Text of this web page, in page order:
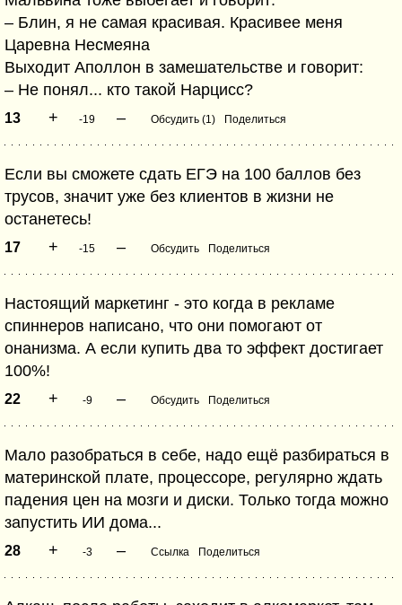
– Блин, я не самая красивая. Красивее меня
Царевна Несмеяна
Выходит Аполлон в замешательстве и говорит:
– Не понял... кто такой Нарцисс?
13 + -19 – Обсудить (1) Поделиться
Если вы сможете сдать ЕГЭ на 100 баллов без
трусов, значит уже без клиентов в жизни не
останетесь!
17 + -15 – Обсудить Поделиться
Настоящий маркетинг - это когда в рекламе
спиннеров написано, что они помогают от
онанизма. А если купить два то эффект достигает
100%!
22 + -9 – Обсудить Поделиться
Мало разобраться в себе, надо ещё разбираться в
материнской плате, процессоре, регулярно ждать
падения цен на мозги и диски. Только тогда можно
запустить ИИ дома...
28 + -3 – Ссылка Поделиться